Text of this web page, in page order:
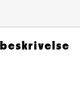
beskrivelse